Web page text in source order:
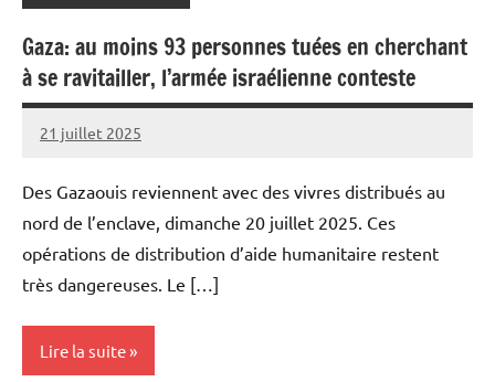
Gaza: au moins 93 personnes tuées en cherchant
à se ravitailler, l’armée israélienne conteste
21 juillet 2025
Admins
Des Gazaouis reviennent avec des vivres distribués au
nord de l’enclave, dimanche 20 juillet 2025. Ces
opérations de distribution d’aide humanitaire restent
très dangereuses. Le […]
Lire la suite